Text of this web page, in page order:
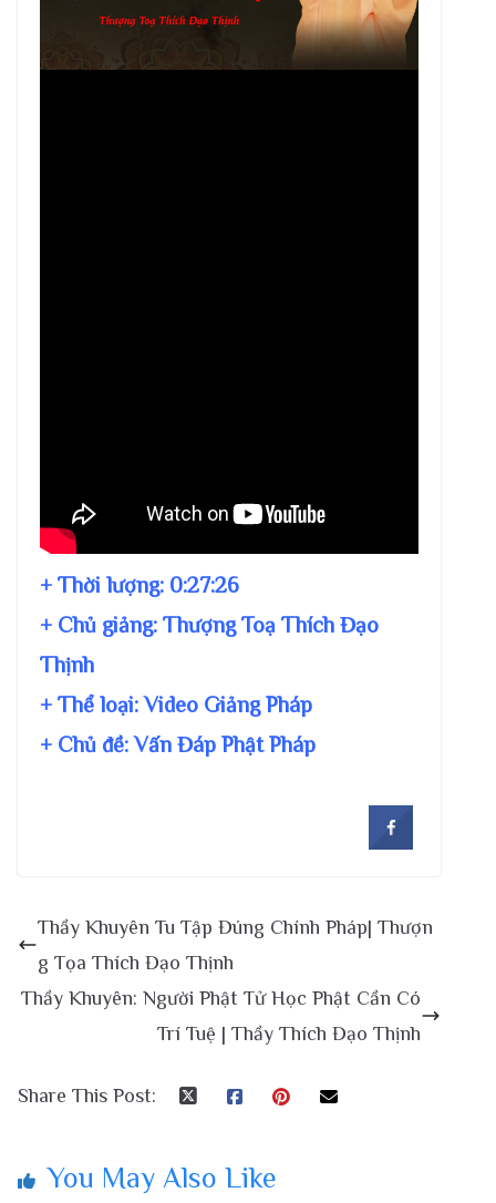
+ Thời lượng: 0:27:26
+ Chủ giảng: Thượng Toạ Thích Đạo
Thịnh
+ Thể loại: Video Giảng Pháp
+ Chủ đề:Vấn Đáp Phật Pháp
Thầy Khuyên Tu Tập Đúng Chính Pháp| Thượn
g Tọa Thích Đạo Thịnh
Thầy Khuyên: Người Phật Tử Học Phật Cần Có
Trí Tuệ | Thầy Thích Đạo Thịnh
Share This Post:
You May Also Like